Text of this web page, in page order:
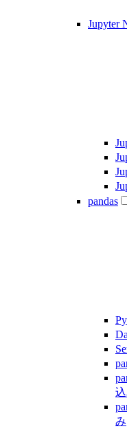
Jupyter
pandas
み